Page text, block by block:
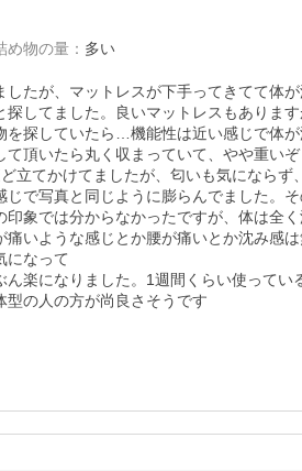
め物の量 ： 多い
たが、マットレスが下手ってきてて体が
してました。良いマットレスもあります
探していたら…機能性は近い感じで体が
頂いたら丸く収まっていて、やや重い
立てかけてましたが、匂いも気にならず
で写真と同じように膨らんでました。そ
象では分からなかったですが、体は全
いような感じとか腰が痛いとか沈み感は
になって
楽になりました。1週間くらい使ってい
型の人の方が尚良さそうです